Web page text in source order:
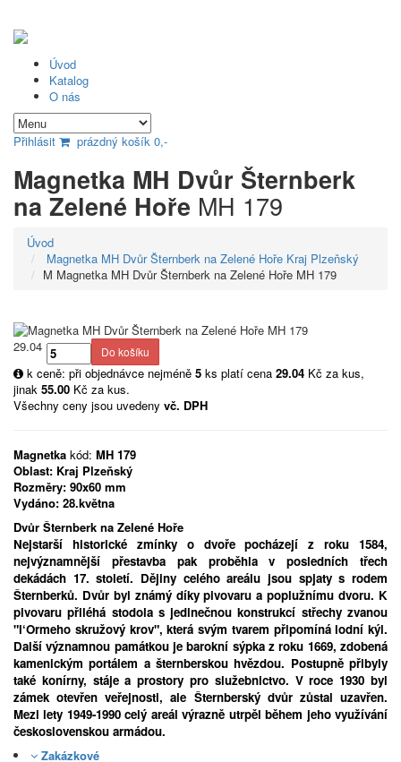
Úvod
Katalog
O nás
Přihlásit prázdný košík 0,-
Magnetka MH Dvůr Šternberk
na Zelené Hoře MH 179
Úvod
Magnetka MH Dvůr Šternberk na Zelené Hoře Kraj Plzeňský
M Magnetka MH Dvůr Šternberk na Zelené Hoře MH 179
29.04
k ceně: při objednávce nejméně 5 ks platí cena 29.04 Kč za kus,
jinak 55.00 Kč za kus.
Všechny ceny jsou uvedeny vč. DPH
Magnetka kód: MH 179
Oblast: Kraj Plzeňský
Rozměry: 90x60 mm
Vydáno: 28.května
Dvůr Šternberk na Zelené Hoře
Nejstarší historické zmínky o dvoře pocházejí z roku 1584,
nejvýznamnější přestavba pak proběhla v posledních třech
dekádách 17. století. Dějiny celého areálu jsou spjaty s rodem
Šternberků. Dvůr byl známý díky pivovaru a poplužnímu dvoru. K
pivovaru přiléhá stodola s jedinečnou konstrukcí střechy zvanou
"l‘Ormeho skružový krov", která svým tvarem připomíná lodní kýl.
Další významnou památkou je barokní sýpka z roku 1669, zdobená
kamenickým portálem a šternberskou hvězdou. Postupně přibyly
také konírny, stáje a prostory pro služebnictvo. V roce 1930 byl
zámek otevřen veřejnosti, ale Šternberský dvůr zůstal uzavřen.
Mezi lety 1949-1990 celý areál výrazně utrpěl během jeho využívání
československou armádou.
Zakázkové